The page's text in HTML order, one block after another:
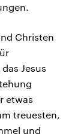
Christen
Jesus
etwas
treuesten,
und